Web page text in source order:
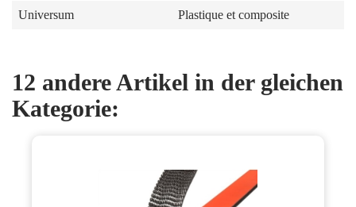
Universum Plastique et composite
12 andere Artikel in der gleichen
Kategorie: